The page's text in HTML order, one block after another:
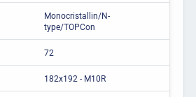
Monocristallin/N-
type/TOPCon
72
182x192 - M10R